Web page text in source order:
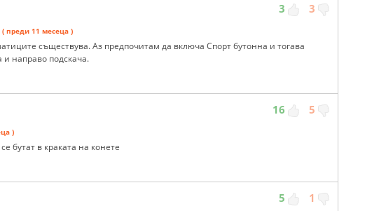
3 3
( преди 11 месеца )
съществува. Аз предпочитам да включа Спорт бутонна и тогава
и направо подскача.
16 5
)
бутат в краката на конете
5 1